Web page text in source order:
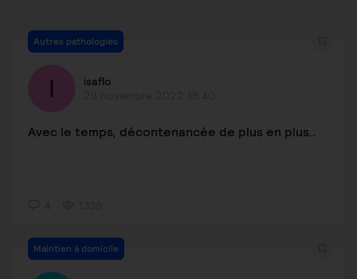
Autres pathologies
isaflo
Avec le temps, décontenancée de plus en plus..
Maintien à domicile